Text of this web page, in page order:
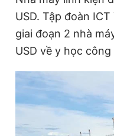
USD. Tập đoàn
giai đoạn 2 nhà
USD về y học